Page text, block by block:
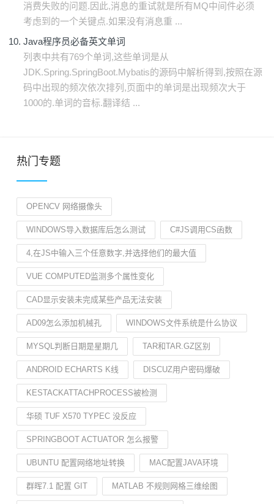
消费失败的问题.因此,消息的重试就是所有MQ中间件必须
考虑到的一个关键点.如果没有消息重 ...
Java程序员必备英文单词
列表中共有769个单词,这些单词是从
JDK.Spring.SpringBoot.Mybatis的源码中解析得到,按照在源
码中出现的频次依次排列,页面中的单词是出现频次大于
1000的.单词的音标.翻译结 ...
热门专题
OPENCV 网络摄像头
WINDOWS导入数据库后怎么测试 C#JS调用CS函数
4,在JS中输入三个任意数字,并选择他们的最大值
VUE COMPUTED监测多个属性变化
CAD显示安装未完成某些产品无法安装
AD09怎么添加机械孔 WINDOWS文件系统是什么协议
MYSQL判断日期是星期几 TAR和TAR.GZ区别
ANDROID ECHARTS K线 DISCUZ用户密码爆破
KESTACKATTACHPROCESS被检测
华硕 TUF X570 TYPEC 没反应
SPRINGBOOT ACTUATOR 怎么报警
UBUNTU 配置网络地址转换 MAC配置JAVA环境
群晖7.1 配置 GIT MATLAB 不规则网格三维绘图